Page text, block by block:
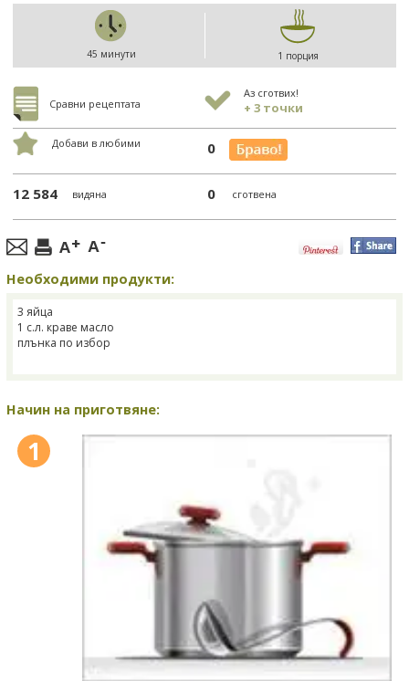
45 минути 1 порция
Сравни рецептата
Аз сготвих!
+ 3 точки
Добави в любими 0
12 584 видяна 0 сготвена
Необходими продукти:
3 яйца
1 с.л. краве масло
плънка по избор
Начин на приготвяне:
1